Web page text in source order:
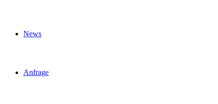
News
Anfrage